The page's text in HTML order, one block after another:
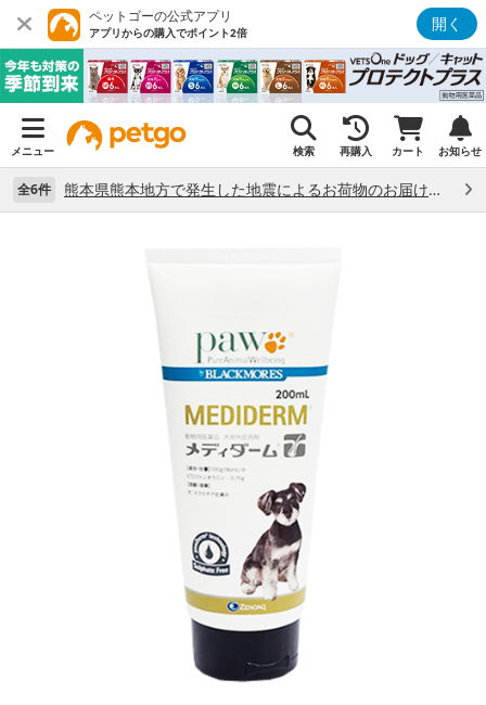
ペットゴーの公式アプリ
アプリからの購入でポイント2倍 開く
メニュー 検索 再購入 カート お知らせ
全6件 熊本県熊本地方で発生した地震によるお荷物のお届け状況について （7/28）